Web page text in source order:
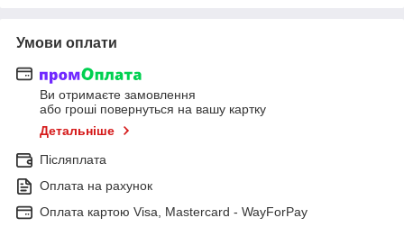
Умови оплати
Ви отримаєте замовлення
або гроші повернуться на вашу картку
Детальніше
Післяплата
Оплата на рахунок
Оплата картою Visa, Mastercard - WayForPay